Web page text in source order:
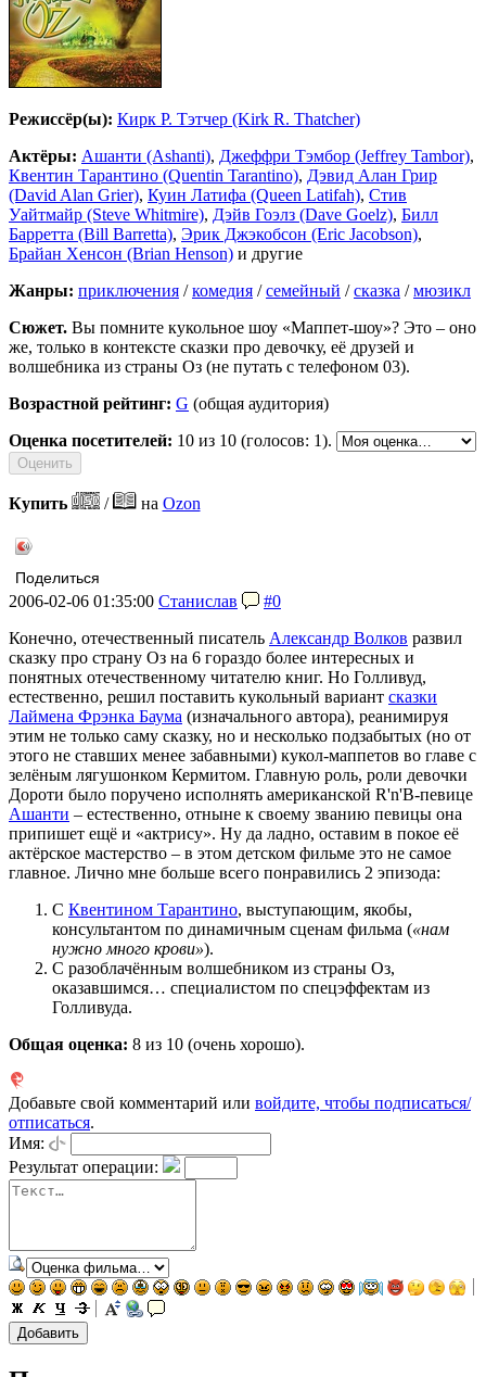
Режиссёр(ы): Кирк Р. Тэтчер (Kirk R. Thatcher)
Актёры: Ашанти (Ashanti), Джеффри Тэмбор (Jeffrey Tambor),
Квентин Тарантино (Quentin Tarantino), Дэвид Алан Грир
(David Alan Grier), Куин Латифа (Queen Latifah), Стив
Уайтмайр (Steve Whitmire), Дэйв Гоэлз (Dave Goelz), Билл
Барретта (Bill Barretta), Эрик Джэкобсон (Eric Jacobson),
Брайан Хенсон (Brian Henson) и другие
Жанры: приключения /комедия /семейный /сказка /мюзикл
Сюжет. Вы помните кукольное шоу «Маппет-шоу»? Это – оно
же, только в контексте сказки про девочку, её друзей и
волшебника из страны Оз (не путать с телефоном 03).
Возрастной рейтинг: G (общая аудитория)
Оценка посетителей: 10 из 10 (голосов: 1).
Купить / на Ozon
Поделиться
2006-02-06 01:35:00 Станислав
#0
Конечно, отечественный писатель Александр Волков развил
сказку про страну Оз на 6 гораздо более интересных и
понятных отечественному читателю книг. Но Голливуд,
естественно, решил поставить кукольный вариант сказки
Лаймена Фрэнка Баума (изначального автора), реанимируя
этим не только саму сказку, но и несколько подзабытых (но от
этого не ставших менее забавными) кукол-маппетов во главе с
зелёным лягушонком Кермитом. Главную роль, роли девочки
Дороти было поручено исполнять американской R'n'B-певице
Ашанти – естественно, отныне к своему званию певицы она
припишет ещё и «актрису». Ну да ладно, оставим в покое её
актёрское мастерство – в этом детском фильме это не самое
главное. Лично мне больше всего понравились 2 эпизода:
С Квентином Тарантино, выступающим, якобы,
консультантом по динамичным сценам фильма («нам
нужно много крови»).
С разоблачённым волшебником из страны Оз,
оказавшимся… специалистом по спецэффектам из
Голливуда.
Общая оценка: 8 из 10 (очень хорошо).
Добавьте свой комментарий или войдите, чтобы подписаться/
отписаться.
Имя:
Результат операции: